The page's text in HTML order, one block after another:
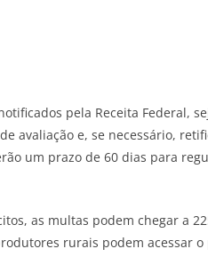
pela Receita Federal,
avaliação e, se necessário,
um prazo de 60 dias para
as multas podem chegar a
rurais podem acessar o